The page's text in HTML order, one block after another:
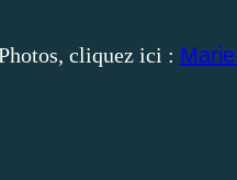
cliquez ici :